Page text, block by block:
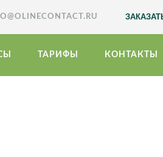
ТАРИФЫ КОНТАКТЫ